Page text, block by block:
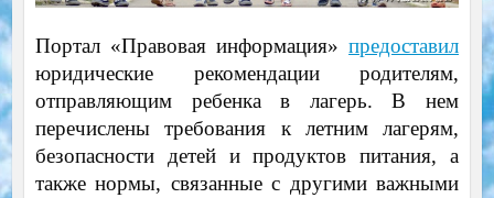
Портал «Правовая информация»предоставил
юридические рекомендации родителям,
отправляющим ребенка в лагерь. В нем
перечислены требования к летним лагерям,
безопасности детей и продуктов питания, а
также нормы, связанные с другими важными